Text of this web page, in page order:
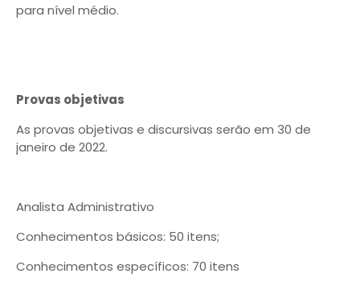
para nível médio.
Provas objetivas
As provas objetivas e discursivas serão em 30 de
janeiro de 2022.
Analista Administrativo
Conhecimentos básicos: 50 itens;
Conhecimentos específicos: 70 itens